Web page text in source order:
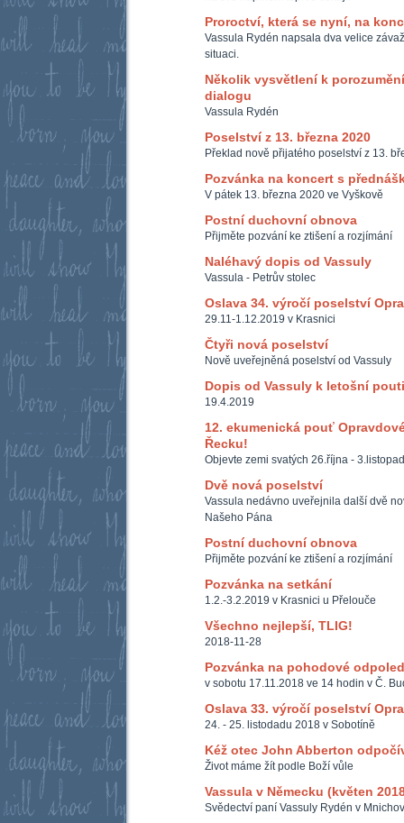
Proroctví, která se nyní, na
Vassula Rydén napsala dva velice
situaci.
Několik vysvětlení k
dialogu
Vassula Rydén
Poselství z 13. března 2020
Překlad nově přijatého poselství z 13.
Pozvánka na koncert s
V pátek 13. března 2020 ve Vyškově
Postní duchovní obnova
Přijměte pozvání ke ztišení a rozjímání
Naléhavý dopis od Vassuly
Vassula - Petrův stolec
Oslava 34. výročí poselství
29.11-1.12.2019 v Krasnici
Čtyři nová poselství
Nově uveřejněná poselství od Vassuly
Dopis od Vassuly k letošní
19.4.2019
12. ekumenická pouť
Řecku!
Objevte zemi svatých 26.října -
Dvě nová poselství
Vassula nedávno uveřejnila další dvě
Našeho Pána
Postní duchovní obnova
Přijměte pozvání ke ztišení a rozjímání
Pozvánka na setkání
1.2.-3.2.2019 v Krasnici u Přelouče
Všechno nejlepší, TLIG!
2018-11-28
Pozvánka na pohodové
v sobotu 17.11.2018 ve 14 hodin v Č.
Oslava 33. výročí poselství
24. - 25. listodadu 2018 v Sobotíně
Kéž otec John Abberton
Život máme žít podle Boží vůle
Vassula v Německu (květen
Svědectví paní Vassuly Rydén v